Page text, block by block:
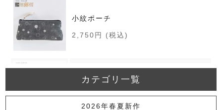
小紋ポーチ
2,750円 (税込)
新ビオポーチ（小）
2,420円 (税込)
カテゴリ一覧
2026年春夏新作